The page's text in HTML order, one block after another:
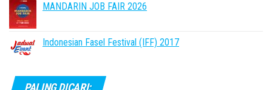
MANDARIN JOB FAIR 2026
Indonesian Fasel Festival (IFF) 2017
PALING DICARI: